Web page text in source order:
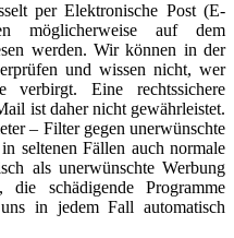
per Elektronische Post (E-
möglicherweise auf dem
werden. Wir können in der
und wissen nicht, wer
verbirgt. Eine rechtssichere
ist daher nicht gewährleistet.
– Filter gegen unerwünschte
seltenen Fällen auch normale
als unerwünschte Werbung
schädigende Programme
in jedem Fall automatisch